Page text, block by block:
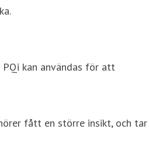
kan användas för att
fått en större insikt, och tar